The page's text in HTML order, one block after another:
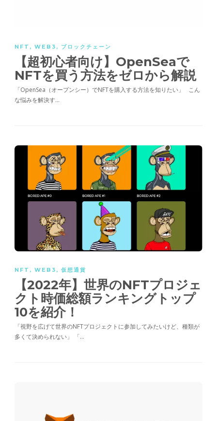
NFT , WEB3 , ブロックチェーン
【超初心者向け】OpenSeaで
NFTを買う方法をゼロから解説
「OpenSea（オープンシー）でNFTを購入する方法を知りたい」 こん
な悩みを解決す…
NFT , WEB3 , 仮想通貨
【2022年】世界のNFTプロジェ
クト時価総額ランキングトップ
10を紹介！
「視野を広げて世界のNFTプロジェクトに参加してみたいけど、種類が
多くて決められない」 「…